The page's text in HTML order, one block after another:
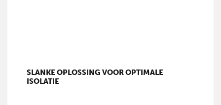
SLANKE OPLOSSING VOOR OPTIMALE
ISOLATIE